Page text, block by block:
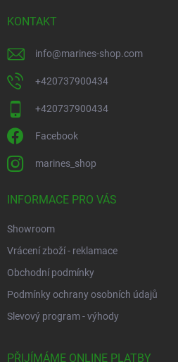
KONTAKT
info@marines-shop.com
+420737900434
+420737900434
Facebook
marines_shop
INFORMACE PRO VÁS
Showroom
Vrácení zboží - reklamace
Obchodní podmínky
Podmínky ochrany osobních údajů
Slevový program - výhody
PŘIJÍMÁME ONLINE PLATBY